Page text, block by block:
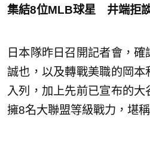
集結8位MLB球星 井端拒
日本隊昨日召開記者會，
誠也，以及轉戰美職的岡
入列，加上先前已宣布的
擁8名大聯盟等級戰力，堪